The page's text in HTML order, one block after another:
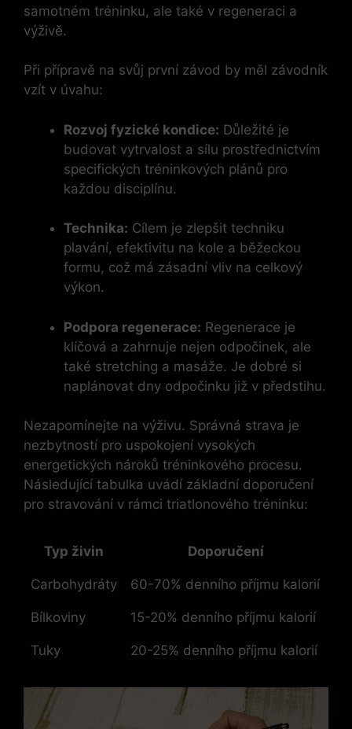
samotném tréninku, ale také v regeneraci a
výživě.
Při přípravě na svůj první závod by měl závodník
vzít v úvahu:
Rozvoj fyzické kondice: Důležité je
budovat vytrvalost a sílu prostřednictvím
specifických tréninkových plánů pro
každou disciplínu.
Technika: Cílem je zlepšit techniku
plavání, efektivitu na kole a běžeckou
formu, což má zásadní vliv na celkový
výkon.
Podpora regenerace: Regenerace je
klíčová a zahrnuje nejen odpočinek, ale
také stretching a masáže. Je dobré si
naplánovat dny odpočinku již v předstihu.
Nezapomínejte na výživu. Správná strava je
nezbytností pro uspokojení vysokých
energetických nároků tréninkového procesu.
Následující tabulka uvádí základní doporučení
pro stravování v rámci triatlonového tréninku:
Typ živin Doporučení
Carbohydráty 60-70% denního příjmu kalorií
Bílkoviny 15-20% denního příjmu kalorií
Tuky 20-25% denního příjmu kalorií